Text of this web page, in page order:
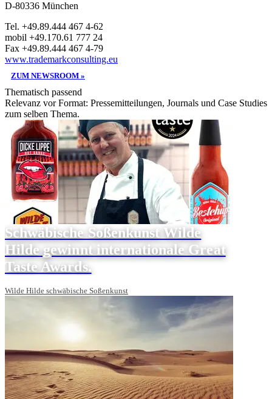
D-80336 München
Tel. +49.89.444 467 4-62
mobil +49.170.61 777 24
Fax +49.89.444 467 4-79
www.trademarkconsulting.eu
ZUM NEWSROOM »
Thematisch passend
Relevanz vor Format: Pressemitteilungen, Journals und Case Studies
zum selben Thema.
Schwäbische Soßenkunst Wilde
Hilde gewinnt internationale Great
Taste Awards.
Wilde Hilde schwäbische Soßenkunst